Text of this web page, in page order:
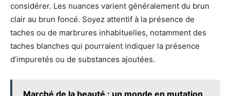
considérer. Les nuances varient généralement du brun
clair au brun foncé. Soyez attentif à la présence de
taches ou de marbrures inhabituelles, notamment des
taches blanches qui pourraient indiquer la présence
d’impuretés ou de substances ajoutées.
Marché de la beauté : un monde en mutation